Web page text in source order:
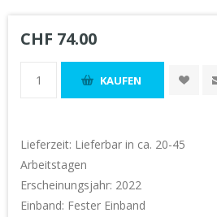
CHF 74.00
Lieferzeit: Lieferbar in ca. 20-45
Arbeitstagen
Erscheinungsjahr: 2022
Einband: Fester Einband